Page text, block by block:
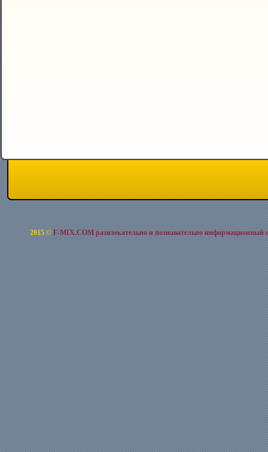
2015 ©F-MIX.COM развлекательно и познавательно информационный